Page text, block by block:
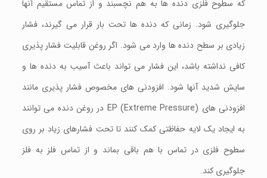
که سطوح فلزی دنده‌ ها به هم نچسبند و از تماس مستقیم آنها
جلوگیری شود. زمانی که دنده‌ ها تحت بار قرار می‌ گیرند، فشار
زیادی بر سطح دنده‌ ها وارد می‌ شود. اگر روغن قابلیت فشار پذیری
کافی نداشته باشد، این فشار می‌ تواند باعث آسیب به دنده‌ ها و
سایش شدید آنها شود. افزودنی‌ های مخصوص فشار پذیری مانند
افزودنی‌ های EP (Extreme Pressure) در روغن دنده می‌ توانند
به ایجاد یک لایه حفاظتی کمک کنند تا تحت فشارهای زیاد بر روی
سطوح فلزی در تماس با هم باقی بماند و از تماس فلز به فلز
جلوگیری کند.